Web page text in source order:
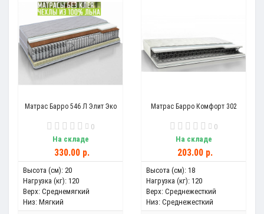
Матрас Барро 546 Л Элит Эко
0
На складе
330.00 р.
Высота (см): 20
Нагрузка (кг): 120
Верх: Среднемягкий
Низ: Мягкий
Матрас Барро Комфорт 302
0
На складе
203.00 р.
Высота (см): 18
Нагрузка (кг): 120
Верх: Среднежесткий
Низ: Среднежесткий